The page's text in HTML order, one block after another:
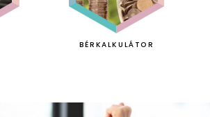
BÉRKALKULÁTOR